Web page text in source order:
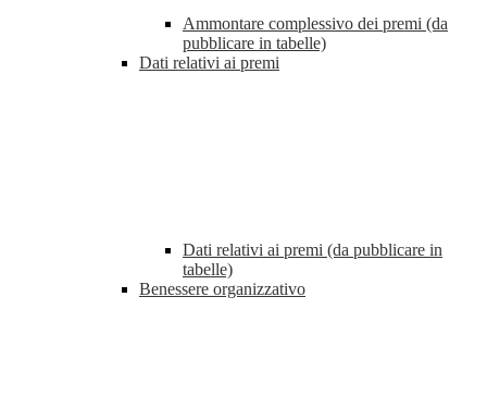
Ammontare complessivo dei premi (da
pubblicare in tabelle)
Dati relativi ai premi
Dati relativi ai premi (da pubblicare in
tabelle)
Benessere organizzativo